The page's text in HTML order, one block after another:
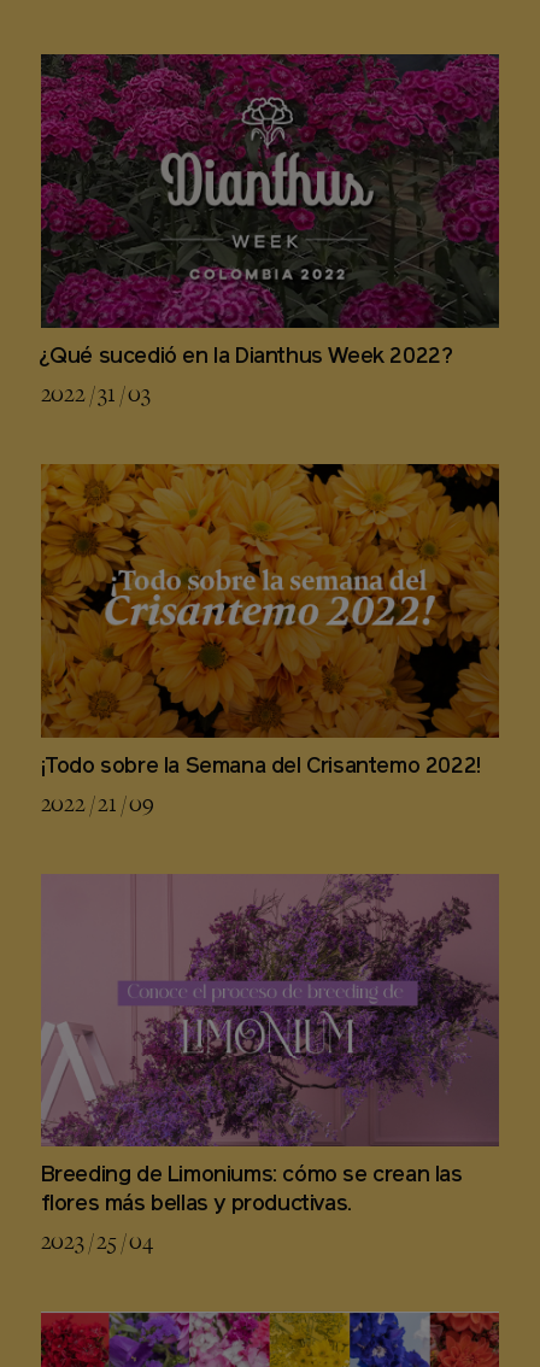
¿Qué sucedió en la Dianthus Week 2022?
2022 / 31 / 03
¡Todo sobre la Semana del Crisantemo 2022!
2022 / 21 / 09
Breeding de Limoniums: cómo se crean las
flores más bellas y productivas.
2023 / 25 / 04